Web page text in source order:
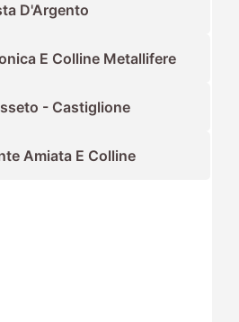
D'Argento
E Colline Metallifere
- Castiglione
Amiata E Colline